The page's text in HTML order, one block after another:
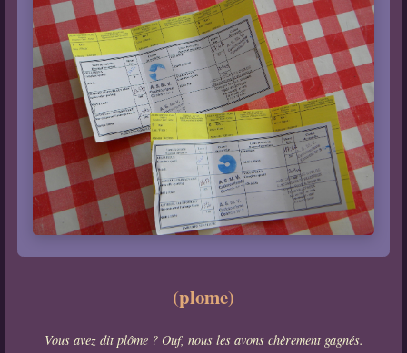
(plome)
Vous avez dit plôme ? Ouf, nous les avons chèrement gagnés.